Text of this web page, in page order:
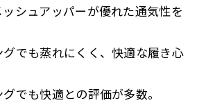
シュアッパーが優れた通気性を
でも蒸れにくく、快適な履き心
でも快適との評価が多数。